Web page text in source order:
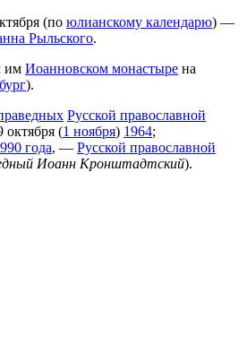
(по юлианскому календарю) —
Рыльского.
им Иоанновском монастыре на
).
Русской православной
октября (1 ноября) 1964;
года, — Русской православной
Иоанн Кронштадтский).